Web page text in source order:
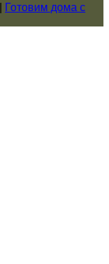
Готовим дома с